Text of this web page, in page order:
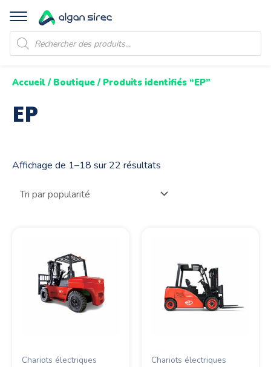
Recherche
de
produits
Accueil / Boutique / Produits identifiés “EP”
EP
Affichage de 1–18 sur 22 résultats
Chariots électriques Chariots électriques